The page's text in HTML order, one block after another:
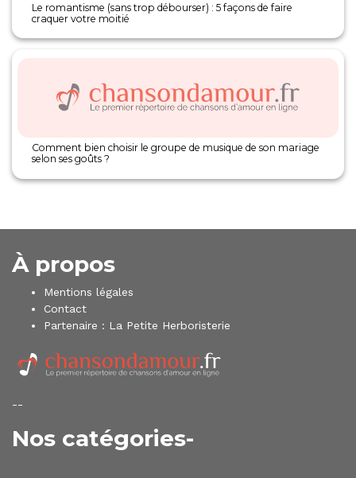
Le romantisme (sans trop débourser) : 5 façons de faire
craquer votre moitié
Comment bien choisir le groupe de musique de son mariage
selon ses goûts ?
À propos
Mentions légales
Contact
Partenaire : La Petite Herboristerie
--
Nos catégories-